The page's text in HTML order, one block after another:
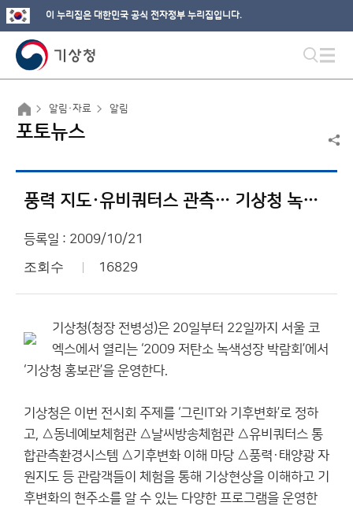
이 누리집은 대한민국 공식 전자정부 누리집입니다.
알림·자료 알림
포토뉴스
풍력 지도·유비쿼터스 관측… 기상청 녹색정책 ‘주목’
등록일 : 2009/10/21
조회수 16829
기상청(청장 전병성)은 20일부터 22일까지 서울 코
엑스에서 열리는 ‘2009 저탄소 녹색성장 박람회’에서
‘기상청 홍보관’을 운영한다.
기상청은 이번 전시회 주제를 ‘그린IT와 기후변화’로 정하
고, △동네예보체험관 △날씨방송체험관 △유비쿼터스 통
합관측환경시스템 △기후변화 이해 마당 △풍력·태양광 자
원지도 등 관람객들이 체험을 통해 기상현상을 이해하고 기
후변화의 현주소를 알 수 있는 다양한 프로그램을 운영한